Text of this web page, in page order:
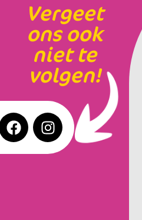
Vergeet
ons ook
niet te
volgen!